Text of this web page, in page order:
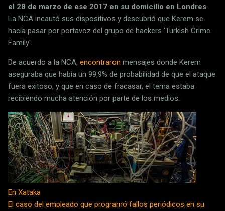
el 28 de marzo de ese 2017 en su domicilio en Londres.
La NCA incautó sus dispositivos y descubrió que Kerem se
hacia pasar por portavoz del grupo de hackers 'Turkish Crime
Family'.
De acuerdo a la NCA, encontraron mensajes donde Kerem
aseguraba que había un 99,9% de probabilidad de que el ataque
fuera exitoso, y que en caso de fracasar, el tema estaba
recibiendo mucha atención por parte de los medios.
En Xataka
El caso del empleado que programó fallos periódicos en su